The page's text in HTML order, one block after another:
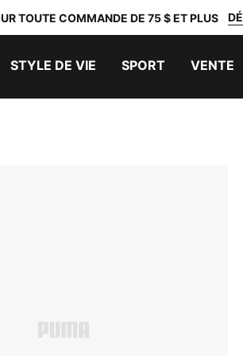
TOUTE COMMANDE DE 75 $ ET PLUS
STYLE DE VIE SPORT VENTE